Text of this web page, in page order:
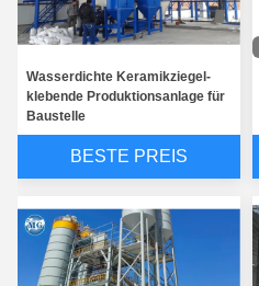
Wasserdichte Keramikziegel-
klebende Produktionsanlage für
Baustelle
BESTE PREIS